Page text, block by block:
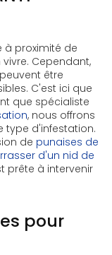
à proximité de
Cependant,
être
C'est ici que
que spécialiste
, nous offrons
type d'infestation.
de punaises de
d'un nid de
prête à intervenir
pour